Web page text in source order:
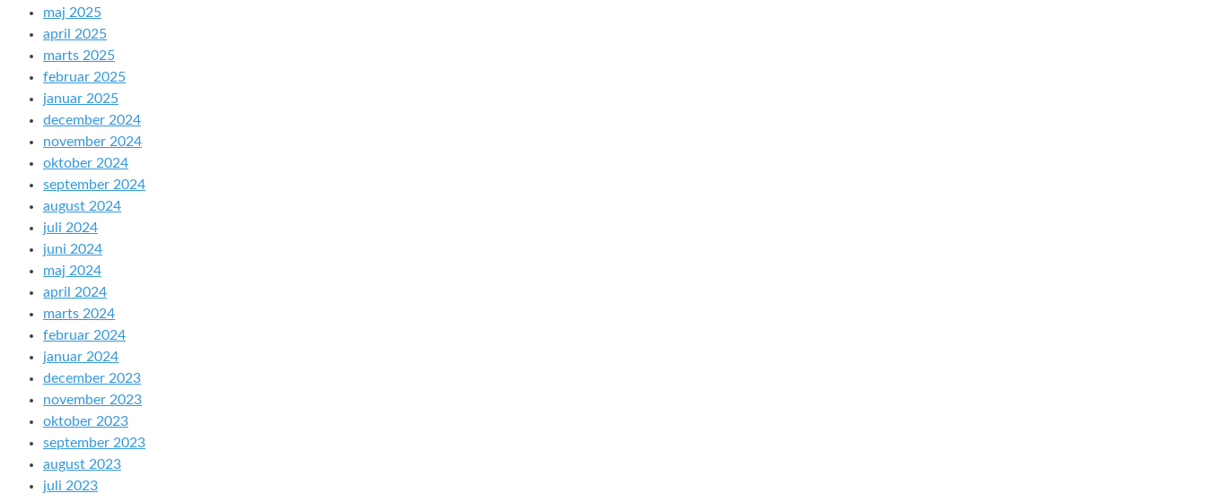
maj 2025
april 2025
marts 2025
februar 2025
januar 2025
december 2024
november 2024
oktober 2024
september 2024
august 2024
juli 2024
juni 2024
maj 2024
april 2024
marts 2024
februar 2024
januar 2024
december 2023
november 2023
oktober 2023
september 2023
august 2023
juli 2023